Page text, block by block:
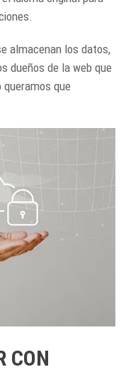
almacenan los datos,
dueños de la web que
que
CON